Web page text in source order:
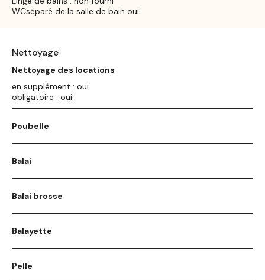
WCséparé de la salle de bain oui
Nettoyage
Nettoyage des locations
en supplément : oui
obligatoire : oui
Poubelle
Balai
Balai brosse
Balayette
Pelle